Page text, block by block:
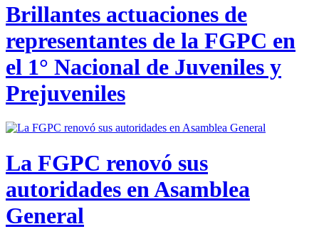
Brillantes actuaciones de
representantes de la FGPC en
el 1° Nacional de Juveniles y
Prejuveniles
La FGPC renovó sus
autoridades en Asamblea
General